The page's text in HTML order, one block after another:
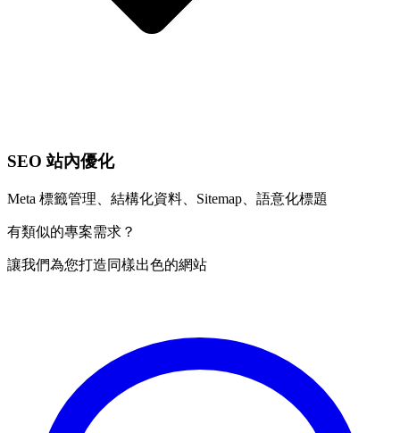
SEO 站內優化
Meta 標籤管理、結構化資料、Sitemap、語意化標題
有類似的專案需求？
讓我們為您打造同樣出色的網站